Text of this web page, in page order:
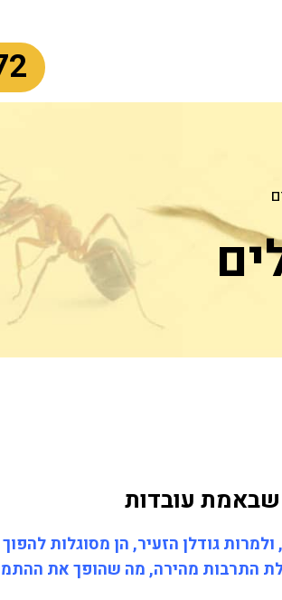
שבאמת עובדות
ולמרות גודלן הזעיר, הן מסוגלות
התרבות מהירה, מה שהופך את